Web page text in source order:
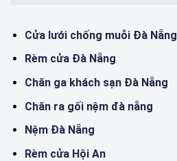
Cửa lưới chống muỗi Đà Nẵng
Rèm cửa Đà Nẵng
Chăn ga khách sạn Đà Nẵng
Chăn ra gối nệm đà nẵng
Nệm Đà Nẵng
Rèm cửa Hội An